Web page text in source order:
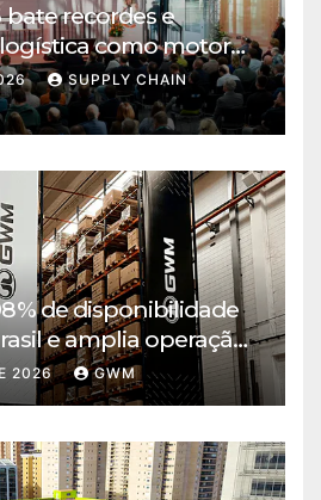
recordes e
como motor
tempos de incerteza
SUPPLY CHAIN
de disponibilidade
e amplia operação
2026 GWM